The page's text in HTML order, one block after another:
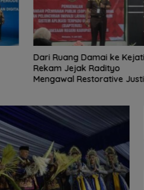
Bambang Heri Purnama
Ingatkan Warga Selektif Pilih
Travel Umrah